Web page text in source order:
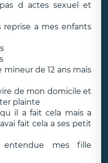
d actes sexuel et
reprise a mes enfants
de 12 ans mais
de mon domicile et
plainte
il a fait cela mais a
fait cela a ses petit
mes fille